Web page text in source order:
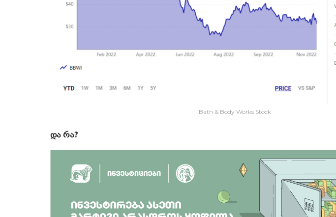
Bath & Body Works Stock
და რა?